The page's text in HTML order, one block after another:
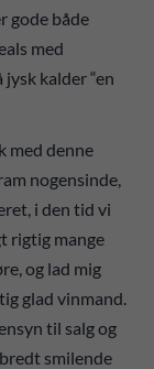
gode både
med
kalder “en
med denne
nogensinde,
i den tid vi
rigtig mange
og lad mig
glad vinmand.
til salg og
smilende